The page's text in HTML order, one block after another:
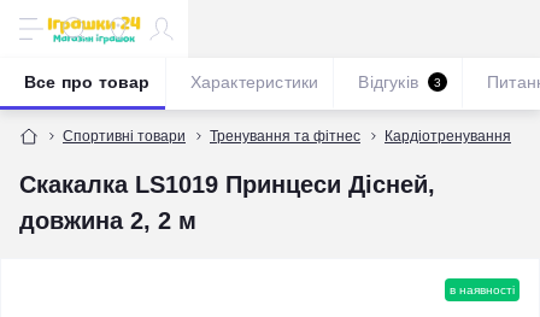
Спортивні товари Тренування та фітнес Кардіотренування
Скакалка LS1019 Принцеси Дісней,
довжина 2, 2 м
Все про товар Характеристики Відгуків 3
в наявності